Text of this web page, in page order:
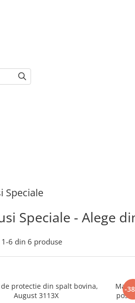
Speciale
Speciale - Alege
1-6 din 6 produse
protectie din spalt bovina,
August 3113X
-